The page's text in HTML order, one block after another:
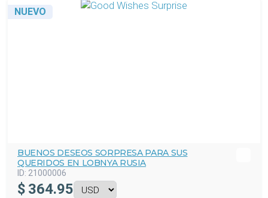
NUEVO
BUENOS DESEOS SORPRESA PARA SUS
QUERIDOS EN LOBNYA RUSIA
ID: 21000006
$ 364.95